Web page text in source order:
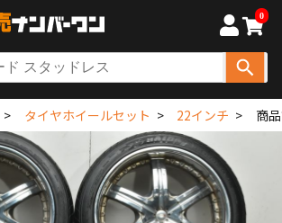
0
タイヤホイールセット 22インチ 商